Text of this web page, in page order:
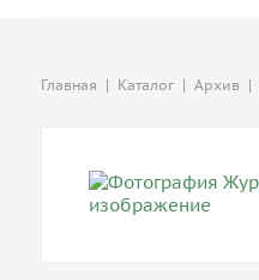
Главная | Каталог | Архив |